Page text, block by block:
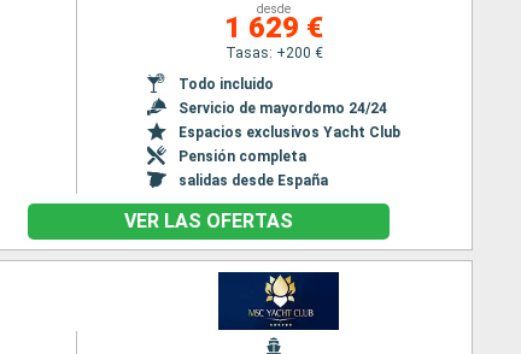
desde
1 629 €
Tasas: +200 €
Todo incluido
Servicio de mayordomo 24/24
Espacios exclusivos Yacht Club
Pensión completa
salidas desde España
VER LAS OFERTAS